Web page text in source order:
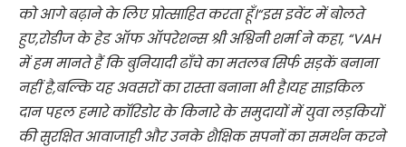
को आगे बढ़ाने के लिए प्रोत्साहित करता हूँ।“इस इवेंट में बोलते
हुए,रोडीज के हेड ऑफ ऑपरेशन्स श्री अश्विनी शर्मा ने कहा, “VAH
में हम मानते हैं कि बुनियादी ढाँचे का मतलब सिर्फ सड़कें बनाना
नहीं है,बल्कि यह अवसरों का रास्ता बनाना भी है।यह साइकिल
दान पहल हमारे कॉरिडोर के किनारे के समुदायों में युवा लड़कियों
की सुरक्षित आवाजाही और उनके शैक्षिक सपनों का समर्थन करने